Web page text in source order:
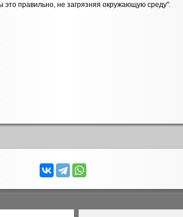
правильно, не загрязняя окружающую среду".